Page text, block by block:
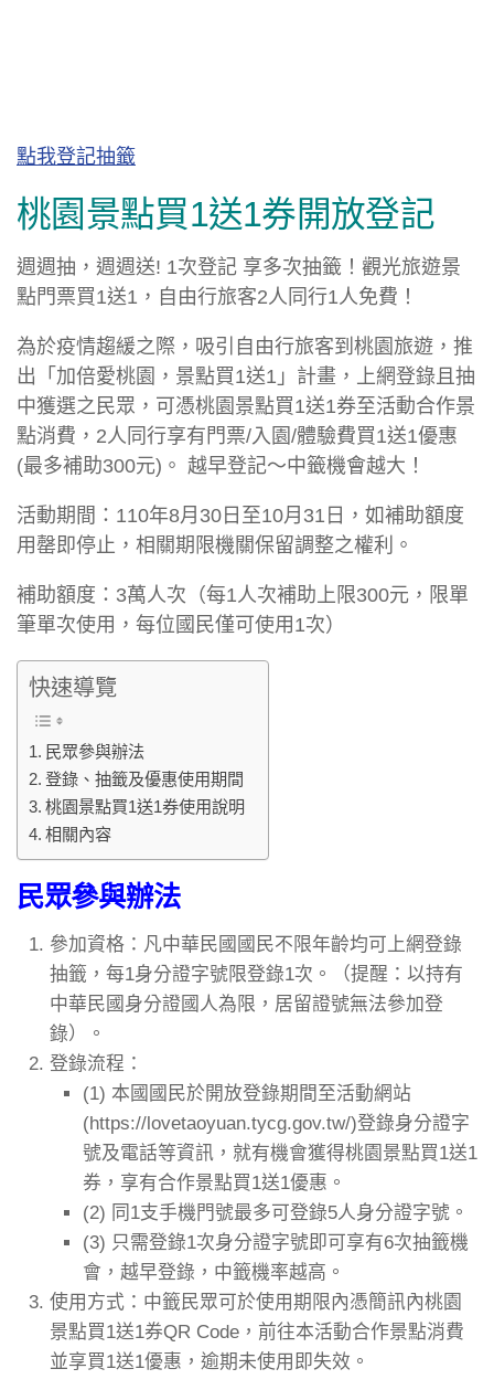
點我登記抽籤
桃園景點買1送1券開放登記
週週抽，週週送! 1次登記 享多次抽籤！觀光旅遊景
點門票買1送1，自由行旅客2人同行1人免費！
為於疫情趨緩之際，吸引自由行旅客到桃園旅遊，推
出「加倍愛桃園，景點買1送1」計畫，上網登錄且抽
中獲選之民眾，可憑桃園景點買1送1券至活動合作景
點消費，2人同行享有門票/入園/體驗費買1送1優惠
(最多補助300元)。 越早登記～中籤機會越大！
活動期間：110年8月30日至10月31日，如補助額度
用罄即停止，相關期限機關保留調整之權利。
補助額度：3萬人次（每1人次補助上限300元，限單
筆單次使用，每位國民僅可使用1次）
快速導覽
民眾參與辦法
登錄、抽籤及優惠使用期間
桃園景點買1送1券使用說明
相關內容
民眾參與辦法
參加資格：凡中華民國國民不限年齡均可上網登錄
抽籤，每1身分證字號限登錄1次。（提醒：以持有
中華民國身分證國人為限，居留證號無法參加登
錄）。
登錄流程：
(1) 本國國民於開放登錄期間至活動網站
(https://lovetaoyuan.tycg.gov.tw/)登錄身分證字
號及電話等資訊，就有機會獲得桃園景點買1送1
券，享有合作景點買1送1優惠。
(2) 同1支手機門號最多可登錄5人身分證字號。
(3) 只需登錄1次身分證字號即可享有6次抽籤機
會，越早登錄，中籤機率越高。
使用方式：中籤民眾可於使用期限內憑簡訊內桃園
景點買1送1券QR Code，前往本活動合作景點消費
並享買1送1優惠，逾期未使用即失效。